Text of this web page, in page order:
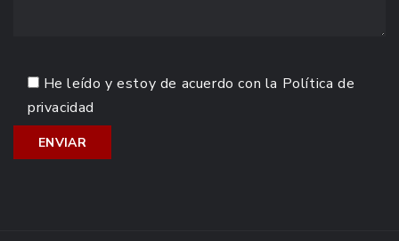
He leído y estoy de acuerdo con la Política de
privacidad